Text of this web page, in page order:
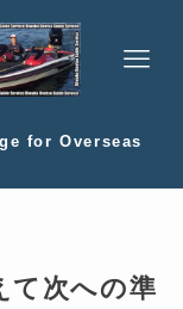
for Overseas
て次への準